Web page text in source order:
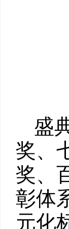
盛
奖、
奖、
彰体
元化